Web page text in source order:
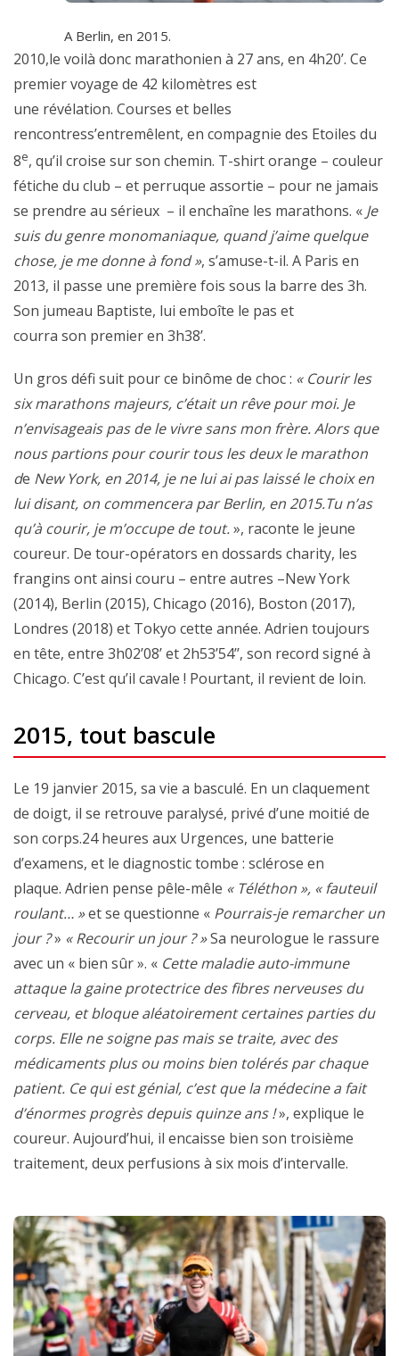
A Berlin, en 2015.
2010,le voilà donc marathonien à 27 ans, en 4h20’. Ce
premier voyage de 42 kilomètres est
une révélation. Courses et belles
rencontress’entremêlent, en compagnie des Etoiles du
8e, qu’il croise sur son chemin. T-shirt orange – couleur
fétiche du club – et perruque assortie – pour ne jamais
se prendre au sérieux – il enchaîne les marathons. « Je
suis du genre monomaniaque, quand j’aime quelque
chose, je me donne à fond », s’amuse-t-il. A Paris en
2013, il passe une première fois sous la barre des 3h.
Son jumeau Baptiste, lui emboîte le pas et
courra son premier en 3h38’.
Un gros défi suit pour ce binôme de choc : « Courir les
six marathons majeurs, c’était un rêve pour moi. Je
n’envisageais pas de le vivre sans mon frère. Alors que
nous partions pour courir tous les deux le marathon
de New York, en 2014, je ne lui ai pas laissé le choix en
lui disant, on commencera par Berlin, en 2015.Tu n’as
qu’à courir, je m’occupe de tout.», raconte le jeune
coureur. De tour-opérators en dossards charity, les
frangins ont ainsi couru – entre autres –New York
(2014), Berlin (2015), Chicago (2016), Boston (2017),
Londres (2018) et Tokyo cette année. Adrien toujours
en tête, entre 3h02’08’ et 2h53’54’’, son record signé à
Chicago. C’est qu’il cavale ! Pourtant, il revient de loin.
2015, tout bascule
Le 19 janvier 2015, sa vie a basculé. En un claquement
de doigt, il se retrouve paralysé, privé d’une moitié de
son corps.24 heures aux Urgences, une batterie
d’examens, et le diagnostic tombe : sclérose en
plaque. Adrien pense pêle-mêle « Téléthon », « fauteuil
roulant… »et se questionne « Pourrais-je remarcher un
jour ?» « Recourir un jour ? »Sa neurologue le rassure
avec un « bien sûr ». « Cette maladie auto-immune
attaque la gaine protectrice des fibres nerveuses du
cerveau, et bloque aléatoirement certaines parties du
corps. Elle ne soigne pas mais se traite, avec des
médicaments plus ou moins bien tolérés par chaque
patient. Ce qui est génial, c’est que la médecine a fait
d’énormes progrès depuis quinze ans !», explique le
coureur. Aujourd’hui, il encaisse bien son troisième
traitement, deux perfusions à six mois d’intervalle.